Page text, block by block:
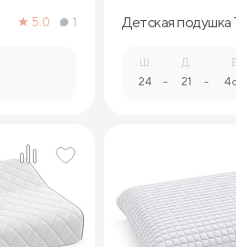
5.0 1 Детская подушка
24 -
Д.
21 - 4
1